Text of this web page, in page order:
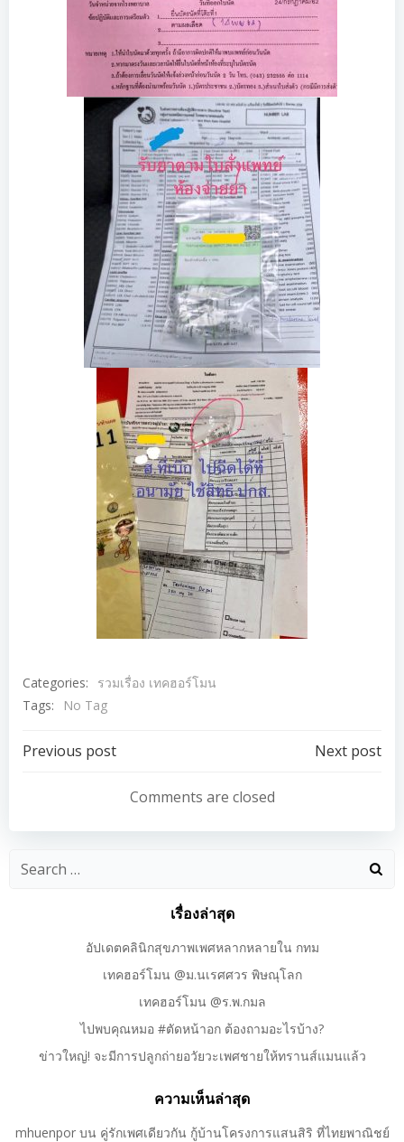
Categories:
รวมเรื่อง เทคฮอร์โมน
Tags:
No Tag
แนะแนว
Previous post
แนะแนว
เรื่อง
Next post
Comments are closed
Search
เรื่องล่าสุด
อัปเดตคลินิกสุขภาพเพศหลากหลายใน กทม
เทคฮอร์โมน @ม.นเรศศวร พิษณุโลก
เทคฮอร์โมน @ร.พ.กมล
ไปพบคุณหมอ #ตัดหน้าอก ต้องถามอะไรบ้าง?
ข่าวใหญ่! จะมีการปลูกถ่ายอวัยวะเพศชายให้ทรานส์แมนแล้ว
ความเห็นล่าสุด
mhuenporบน คู่รักเพศเดียวกัน กู้บ้านโครงการแสนสิริ ที่ไทยพาณิชย์